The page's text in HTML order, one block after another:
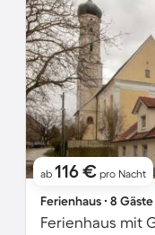
ab 116 € pro Nacht
Ferienhaus ∙ 8
Ferienhaus mit